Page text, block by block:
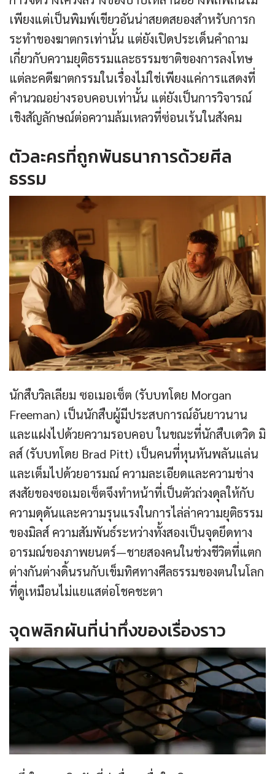
เพียงแต่เป็นพิมพ์เขียวอันน่าสยดสยองสำหรับการก
ระทำของฆาตกรเท่านั้น แต่ยังเปิดประเด็นคำถาม
เกี่ยวกับความยุติธรรมและธรรมชาติของการลงโทษ
แต่ละคดีฆาตกรรมในเรื่องไม่ใช่เพียงแค่การแสดงที่
คำนวณอย่างรอบคอบเท่านั้น แต่ยังเป็นการวิจารณ์
เชิงสัญลักษณ์ต่อความล้มเหลวที่ซ่อนเร้นในสังคม
ตัวละครที่ถูกพันธนาการด้วยศีล
ธรรม
นักสืบวิลเลียม ซอเมอเซ็ต (รับบทโดย Morgan
Freeman) เป็นนักสืบผู้มีประสบการณ์อันยาวนาน
และแฝงไปด้วยความรอบคอบ ในขณะที่นักสืบเดวิด มิ
ลส์ (รับบทโดย Brad Pitt) เป็นคนที่หุนหันพลันแล่น
และเต็มไปด้วยอารมณ์ ความละเอียดและความช่าง
สงสัยของซอเมอเซ็ตจึงทำหน้าที่เป็นตัวถ่วงดุลให้กับ
ความดุดันและความรุนแรงในการไล่ล่าความยุติธรรม
ของมิลส์ ความสัมพันธ์ระหว่างทั้งสองเป็นจุดยึดทาง
อารมณ์ของภาพยนตร์—ชายสองคนในช่วงชีวิตที่แตก
ต่างกันต่างดิ้นรนกับเข็มทิศทางศีลธรรมของตนในโลก
ที่ดูเหมือนไม่แยแสต่อโชคชะตา
จุดพลิกผันที่น่าทึ่งของเรื่องราว